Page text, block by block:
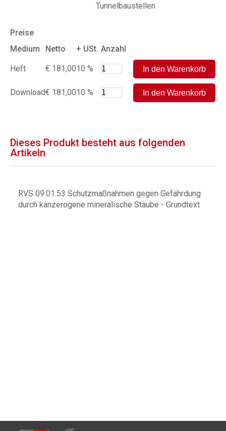
Tunnelbaustellen
Preise
Medium
Netto + USt. Anzahl
Heft € 181,0010 %
Download€ 181,0010 %
Dieses Produkt besteht aus folgenden
Artikeln
RVS 09.01.53 Schutzmaßnahmen gegen Gefährdung
durch kanzerogene mineralische Stäube - Grundtext